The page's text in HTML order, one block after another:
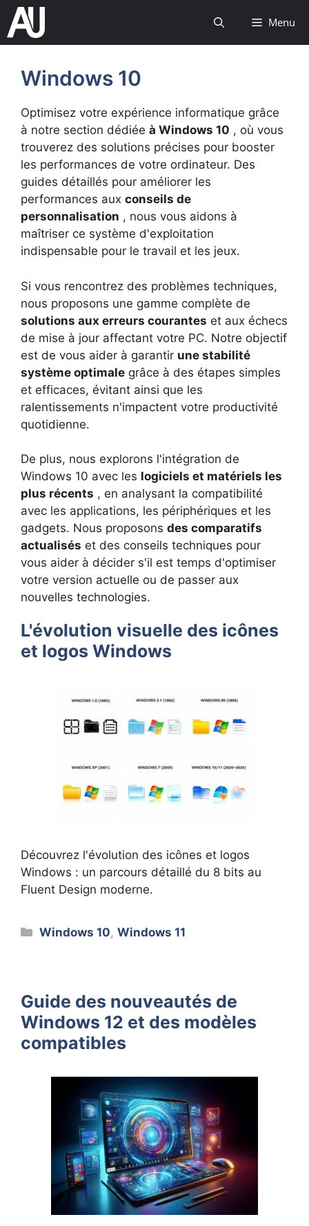
Passer
au
contenu
Menu
Windows 10
Optimisez votre expérience informatique grâce
à notre section dédiée à Windows 10 , où vous
trouverez des solutions précises pour booster
les performances de votre ordinateur. Des
guides détaillés pour améliorer les
performances aux conseils de
personnalisation , nous vous aidons à
maîtriser ce système d'exploitation
indispensable pour le travail et les jeux.
Si vous rencontrez des problèmes techniques,
nous proposons une gamme complète de
solutions aux erreurs courantes et aux échecs
de mise à jour affectant votre PC. Notre objectif
est de vous aider à garantir une stabilité
système optimale grâce à des étapes simples
et efficaces, évitant ainsi que les
ralentissements n'impactent votre productivité
quotidienne.
De plus, nous explorons l'intégration de
Windows 10 avec les logiciels et matériels les
plus récents , en analysant la compatibilité
avec les applications, les périphériques et les
gadgets. Nous proposons des comparatifs
actualisés et des conseils techniques pour
vous aider à décider s'il est temps d'optimiser
votre version actuelle ou de passer aux
nouvelles technologies.
L'évolution visuelle des icônes
et logos Windows
Découvrez l'évolution des icônes et logos
Windows : un parcours détaillé du 8 bits au
Fluent Design moderne.
Catégories
Windows 10,Windows 11
Guide des nouveautés de
Windows 12 et des modèles
compatibles